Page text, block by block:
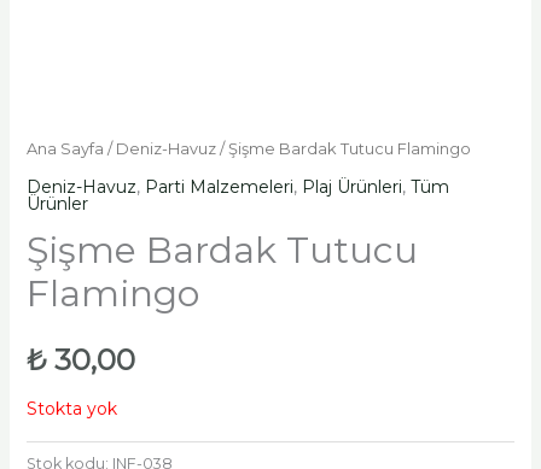
Ana Sayfa / Deniz-Havuz/ Şişme Bardak Tutucu Flamingo
Deniz-Havuz, Parti Malzemeleri, Plaj Ürünleri, Tüm
Ürünler
Şişme Bardak Tutucu
Flamingo
₺30,00
Stokta yok
Stok kodu: INF-038